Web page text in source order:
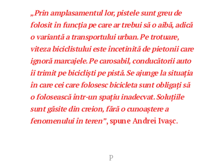
„Prin amplasamentul lor, pistele sunt greu de
folosit în funcția pe care ar trebui să o aibă, adică
o variantă a transpor­tului urban. Pe trotuare,
viteza biciclistului este încetinită de pietonii care
ignoră marcajele. Pe carosabil, conducă­torii au­to
îi trimit pe bicicliști pe pistă. Se ajunge la situația
în care cei care folosesc bicicleta sunt obligați să
o folosească într-un spațiu inadecvat. Soluțiile
sunt găsite din creion, fără o cunoaștere a
fenomenului în teren”, spune Andrei Ivașc.
P